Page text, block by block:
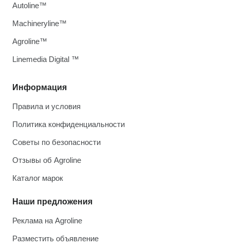
Информация
Правила и условия
Политика конфиденциальности
Советы по безопасности
Отзывы об Agroline
Каталог марок
Наши предложения
Реклама на Agroline
Разместить объявление
Autoline™
Machineryline™
Agroline™
Linemedia Digital ™